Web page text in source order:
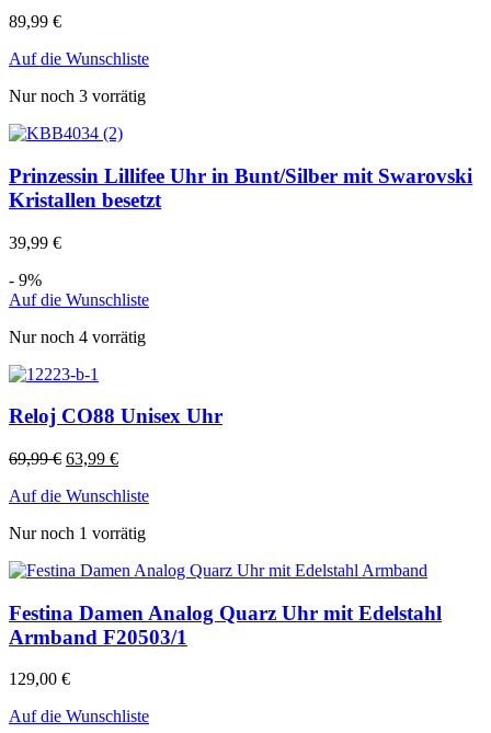
89,99 €
Auf die Wunschliste
Nur noch 3 vorrätig
Prinzessin Lillifee Uhr in Bunt/Silber mit Swarovski
Kristallen besetzt
39,99 €
- 9%
Auf die Wunschliste
Nur noch 4 vorrätig
Reloj CO88 Unisex Uhr
69,99€ 63,99 €
Auf die Wunschliste
Nur noch 1 vorrätig
Festina Damen Analog Quarz Uhr mit Edelstahl
Armband F20503/1
129,00 €
Auf die Wunschliste